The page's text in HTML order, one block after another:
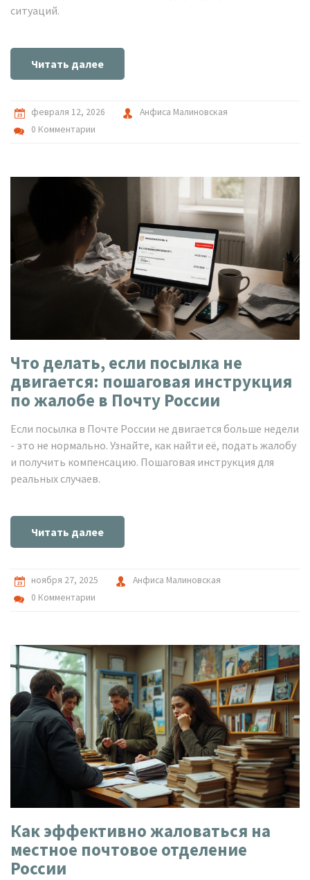
ситуаций.
Читать далее
февраля 12, 2026
Анфиса Малиновская
0 Комментарии
Что делать, если посылка не
двигается: пошаговая инструкция
по жалобе в Почту России
Если посылка в Почте России не двигается больше недели
- это не нормально. Узнайте, как найти её, подать жалобу
и получить компенсацию. Пошаговая инструкция для
реальных случаев.
Читать далее
ноября 27, 2025
Анфиса Малиновская
0 Комментарии
Как эффективно жаловаться на
местное почтовое отделение
России